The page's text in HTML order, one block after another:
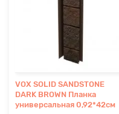
VOX SOLID SANDSTONE
DARK BROWN Планка
универсальная 0,92*42см